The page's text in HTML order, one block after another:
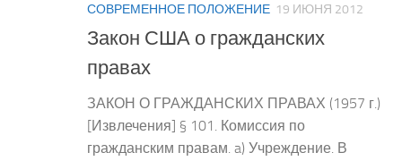
СОВРЕМЕННОЕ ПОЛОЖЕНИЕ 19 ИЮНЯ 2012
Закон США о гражданских
правах
ЗАКОН О ГРАЖДАНСКИХ ПРАВАХ (1957 г.)
[Извлечения] § 101. Комиссия по
гражданским правам. a) Учреждение. В